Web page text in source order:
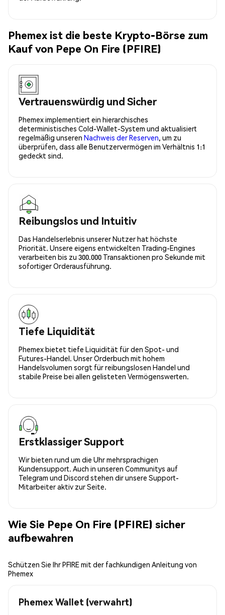
Phemex ist die beste Krypto-Börse zum
Kauf von Pepe On Fire (PFIRE)
Vertrauenswürdig und Sicher
Phemex implementiert ein hierarchisches
deterministisches Cold-Wallet-System und aktualisiert
regelmäßig unseren Nachweis der Reserven , um zu
überprüfen, dass alle Benutzervermögen im Verhältnis 1:1
gedeckt sind.
Reibungslos und Intuitiv
Das Handelserlebnis unserer Nutzer hat höchste
Priorität. Unsere eigens entwickelten Trading-Engines
verarbeiten bis zu 300.000 Transaktionen pro Sekunde mit
sofortiger Orderausführung.
Tiefe Liquidität
Phemex bietet tiefe Liquidität für den Spot- und
Futures-Handel. Unser Orderbuch mit hohem
Handelsvolumen sorgt für reibungslosen Handel und
stabile Preise bei allen gelisteten Vermögenswerten.
Erstklassiger Support
Wir bieten rund um die Uhr mehrsprachigen
Kundensupport. Auch in unseren Communitys auf
Telegram und Discord stehen dir unsere Support-
Mitarbeiter aktiv zur Seite.
Wie Sie Pepe On Fire (PFIRE) sicher
aufbewahren
Schützen Sie Ihr PFIRE mit der fachkundigen Anleitung von
Phemex
Phemex Wallet (verwahrt)